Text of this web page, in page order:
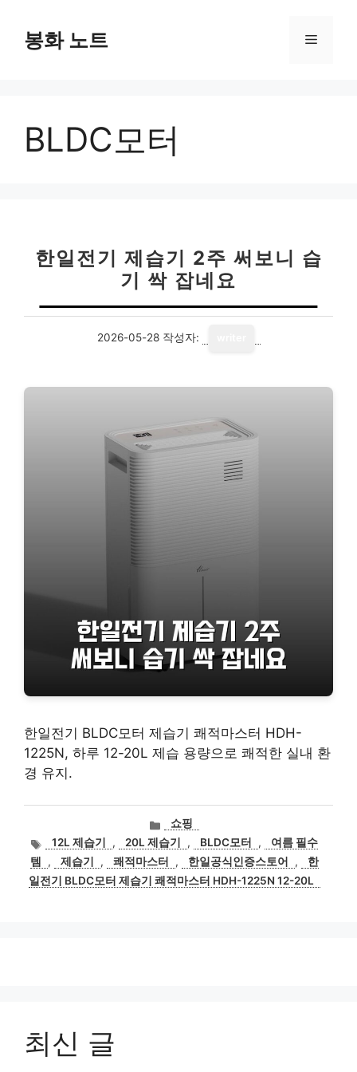
봉화 노트 메
BLDC모터
한일전기 제습기 2주 써보니 습
기 싹 잡네요
2026-05-28 작성자:
한일전기 BLDC모터 제습기 쾌적마스터 HDH-
1225N, 하루 12-20L 제습 용량으로 쾌적한 실내 환
경 유지.
카
테
고
리
쇼핑
태12L 제습기 , 20L 제습기 , BLDC모터 ,
여름 필수
템
, 제습기 , 쾌적마스터 , 한일공식인증스토어 ,
한
일전기 BLDC모터 제습기 쾌적마스터 HDH-1225N 12-20L
최신 글